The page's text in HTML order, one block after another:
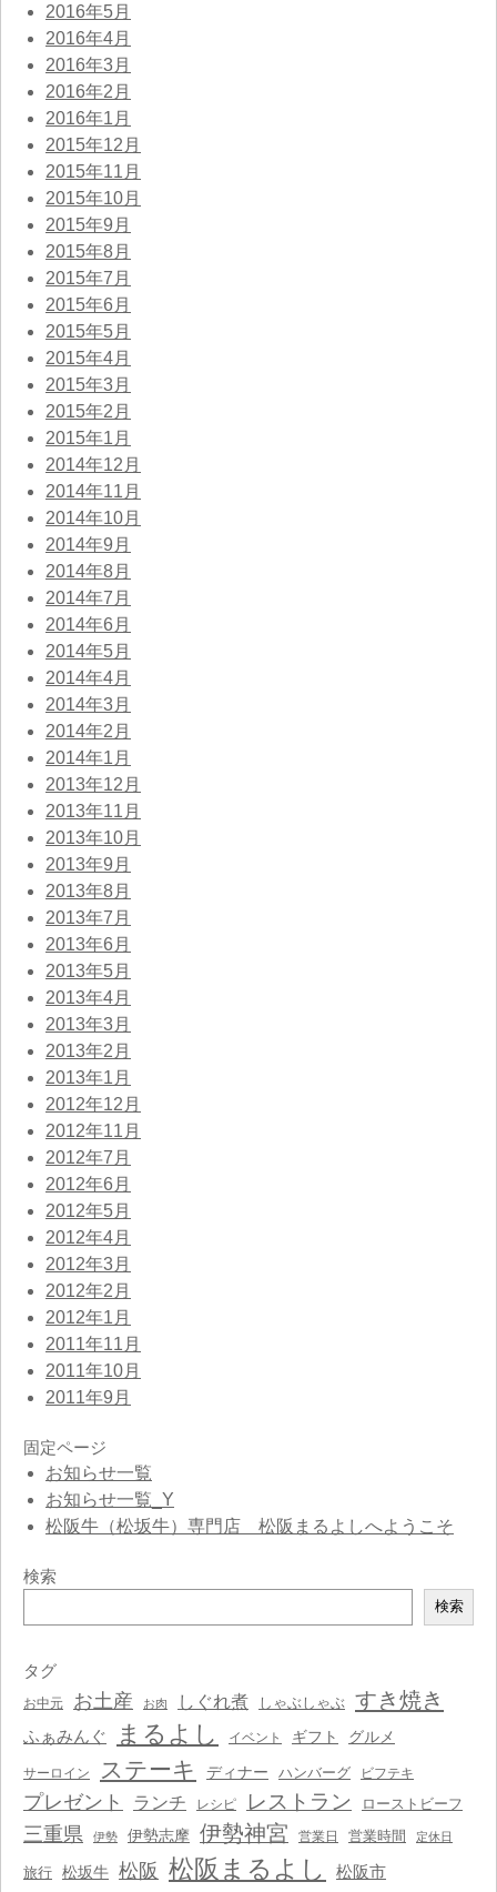
2016年5月
2016年4月
2016年3月
2016年2月
2016年1月
2015年12月
2015年11月
2015年10月
2015年9月
2015年8月
2015年7月
2015年6月
2015年5月
2015年4月
2015年3月
2015年2月
2015年1月
2014年12月
2014年11月
2014年10月
2014年9月
2014年8月
2014年7月
2014年6月
2014年5月
2014年4月
2014年3月
2014年2月
2014年1月
2013年12月
2013年11月
2013年10月
2013年9月
2013年8月
2013年7月
2013年6月
2013年5月
2013年4月
2013年3月
2013年2月
2013年1月
2012年12月
2012年11月
2012年7月
2012年6月
2012年5月
2012年4月
2012年3月
2012年2月
2012年1月
2011年11月
2011年10月
2011年9月
固定ページ
お知らせ一覧
お知らせ一覧_Y
松阪牛（松坂牛）専門店 松阪まるよしへようこそ
検索
索
検索
タグ
お中元 お土産 お肉 しぐれ煮 しゃぶしゃぶ すき焼き
ふぁみんぐ まるよし イベント ギフト グルメ
サーロイン ステーキ ディナー ハンバーグ ビフテキ
プレゼント ランチ レシピ レストラン ローストビーフ
三重県 伊勢 伊勢志摩 伊勢神宮 営業日 営業時間 定休日
旅行 松坂牛 松阪 松阪まるよし 松阪市